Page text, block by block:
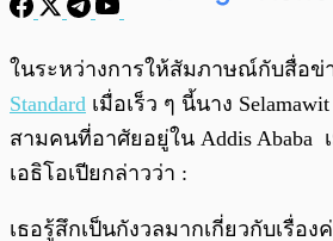
พร้อมเล่น
ในระหว่างการให้สัมภาษณ์กับสื่อข่
Standard เมื่อเร็ว ๆ นี้นาง
สามคนที่อาศัยอยู่ใน Addis Ababa
เอธิโอเปียกล่าวว่า :
เธอรู้สึกเป็นกังวลมากเกี่ยวกับเรื่อ